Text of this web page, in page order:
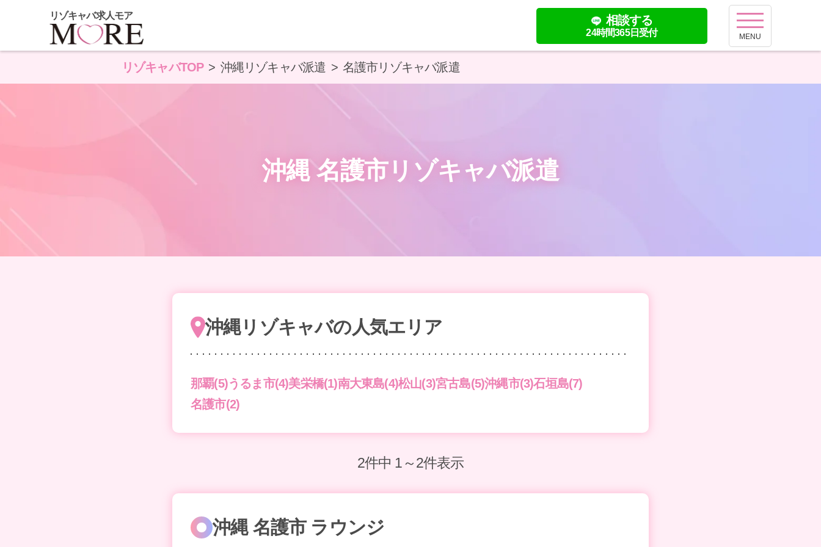
リゾキャバ求人モア 相談する
24時間365日受付 MENU
リゾキャバTOP 沖縄リゾキャバ派遣 名護市リゾキャバ派遣
沖縄 名護市リゾキャバ派遣
沖縄リゾキャバの人気エリア
那覇(5)うるま市(4)美栄橋(1)南大東島(4)松山(3)宮古島(5)沖縄市(3)石垣島(7)
名護市(2)
2件中 1～2件表示
沖縄 名護市 ラウンジ